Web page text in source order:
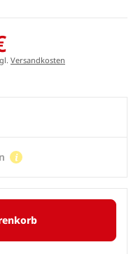
Versandkosten